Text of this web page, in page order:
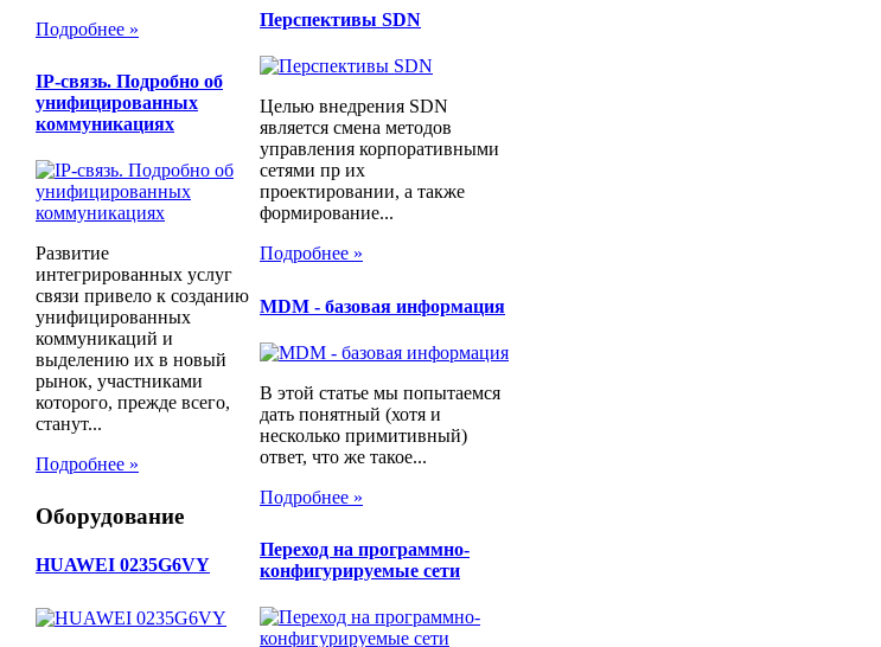
Подробнее »
IP-связь. Подробно об
унифицированных
коммуникациях
Развитие
интегрированных услуг
связи привело к созданию
унифицированных
коммуникаций и
выделению их в новый
рынок, участниками
которого, прежде всего,
станут...
Подробнее »
Оборудование
HUAWEI 0235G6VY
Перспективы SDN
Целью внедрения SDN
является смена методов
управления корпоративными
сетями пр их
проектировании, а также
формирование...
Подробнее »
MDM - базовая информация
В этой статье мы попытаемся
дать понятный (хотя и
несколько примитивный)
ответ, что же такое...
Подробнее »
Переход на программно-
конфигурируемые сети